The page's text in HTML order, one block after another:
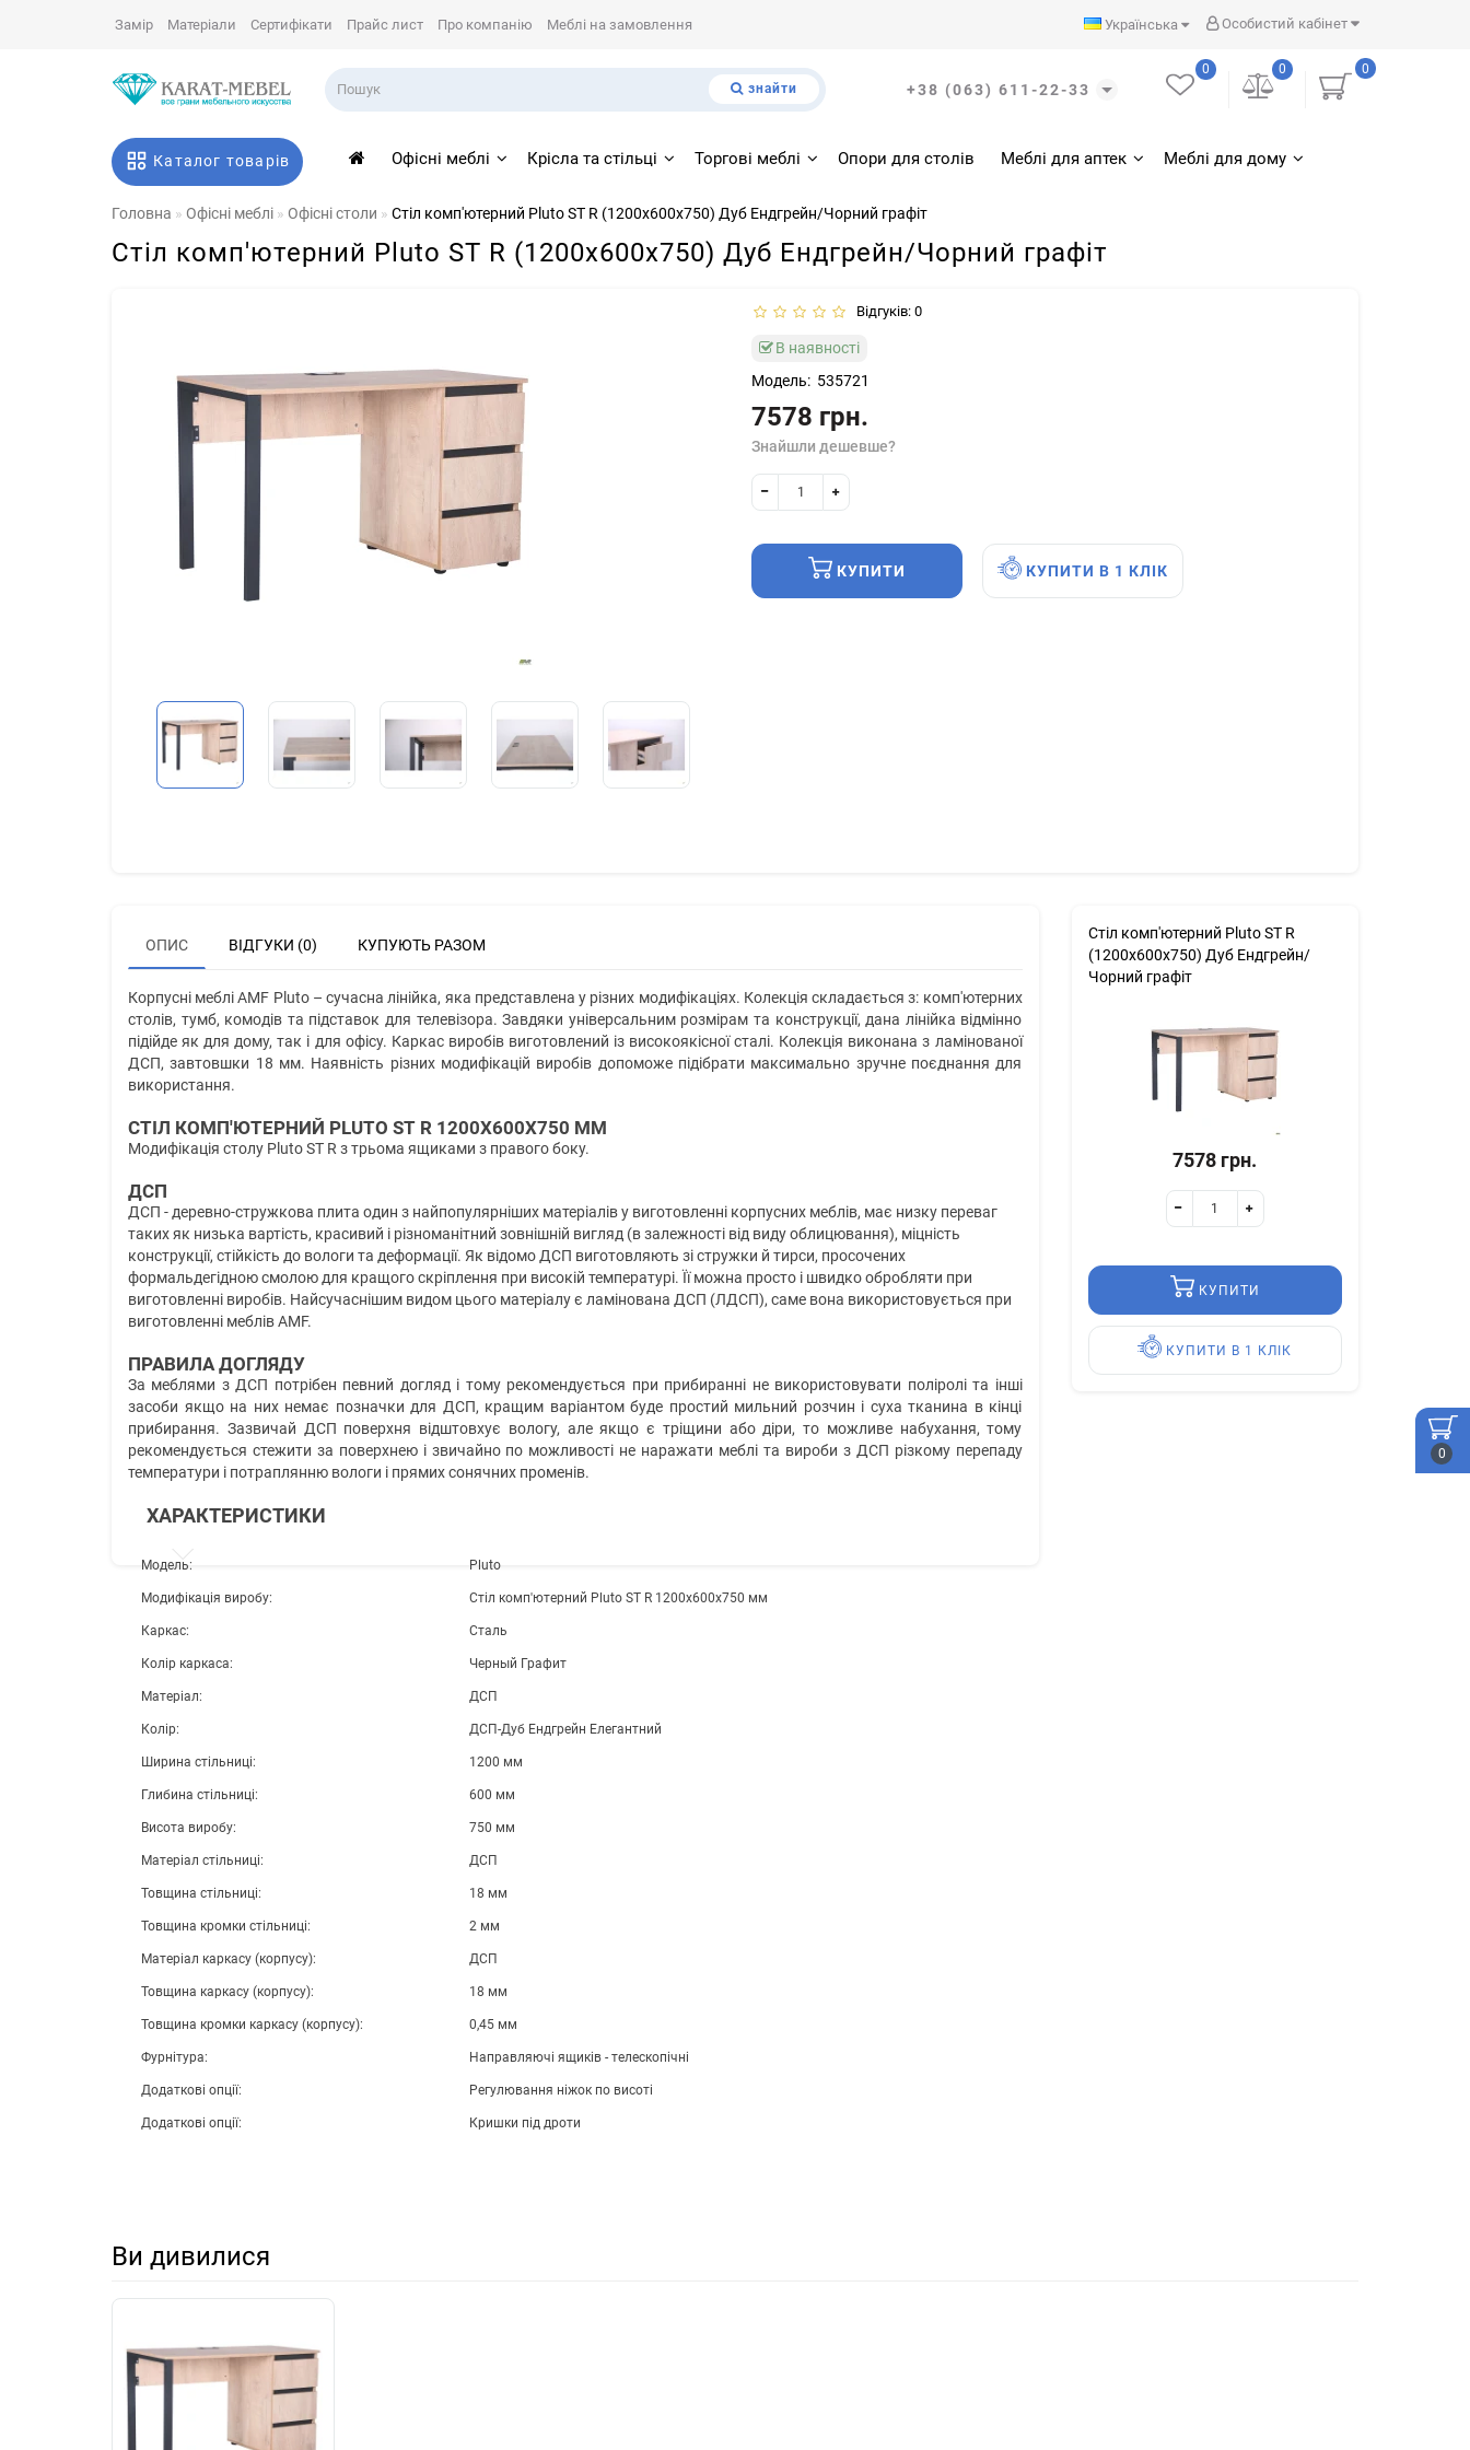
0
Особистий кабінет
Українська
Замір Матеріали Сертифікати Прайс лист Про компанію Меблі на замовлення
знайти +38 (063) 611-22-33
0
0
0
Каталог товарів Офісні меблі Крісла та стільці Торгові меблі Опори для столів Меблі для аптек Меблі для дому
Головна Офісні меблі Офісні столи Стіл комп'ютерний Pluto ST R (1200х600х750) Дуб Ендгрейн/Чорний графiт
Стіл комп'ютерний Pluto ST R (1200х600х750) Дуб Ендгрейн/Чорний графiт
Відгуків: 0
В наявності
Модель: 535721
7578 грн.
Знайшли дешевше?
КУПИТИ КУПИТИ В 1 КЛІК
ОПИС ВІДГУКИ (0) КУПУЮТЬ РАЗОМ
Корпусні меблі AMF Pluto – сучасна лінійка, яка представлена у різних модифікаціях. Колекція складається з: комп'ютерних
столів, тумб, комодів та підставок для телевізора. Завдяки універсальним розмірам та конструкції, дана лінійка відмінно
підійде як для дому, так і для офісу. Каркас виробів виготовлений із високоякісної сталі. Колекція виконана з ламінованої
ДСП, завтовшки 18 мм. Наявність різних модифікацій виробів допоможе підібрати максимально зручне поєднання для
використання.
СТІЛ КОМП'ЮТЕРНИЙ PLUTO ST R 1200Х600Х750 ММ
Модифікація столу Pluto ST R з трьома ящиками з правого боку.
ДСП
ДСП - деревно-стружкова плита один з найпопулярніших матеріалів у виготовленні корпусних меблів, має низку переваг
таких як низька вартість, красивий і різноманітний зовнішній вигляд (в залежності від виду облицювання), міцність
конструкції, стійкість до вологи та деформації. Як відомо ДСП виготовляють зі стружки й тирси, просочених
формальдегідною смолою для кращого скріплення при високій температурі. Її можна просто і швидко обробляти при
виготовленні виробів. Найсучаснішим видом цього матеріалу є ламінована ДСП (ЛДСП), саме вона використовується при
виготовленні меблів AMF.
ПРАВИЛА ДОГЛЯДУ
За меблями з ДСП потрібен певний догляд і тому рекомендується при прибиранні не використовувати поліролі та інші
засоби якщо на них немає позначки для ДСП, кращим варіантом буде простий мильний розчин і суха тканина в кінці
прибирання. Зазвичай ДСП поверхня відштовхує вологу, але якщо є тріщини або діри, то можливе набухання, тому
рекомендується стежити за поверхнею і звичайно по можливості не наражати меблі та вироби з ДСП різкому перепаду
температури і потраплянню вологи і прямих сонячних променів.
ХАРАКТЕРИСТИКИ
Модель: Pluto
Модифікація виробу: Стіл комп'ютерний Pluto ST R 1200х600х750 мм
Каркас: Сталь
Колір каркаса: Черный Графит
Матеріал: ДСП
Колір: ДСП-Дуб Ендгрейн Елегантний
Ширина стільниці: 1200 мм
Глибина стільниці: 600 мм
Висота виробу: 750 мм
Матеріал стільниці: ДСП
Товщина стільниці: 18 мм
Товщина кромки стільниці: 2 мм
Матеріал каркасу (корпусу): ДСП
Товщина каркасу (корпусу): 18 мм
Товщина кромки каркасу (корпусу): 0,45 мм
Фурнітура: Направляючі ящиків - телескопічні
Додаткові опції: Регулювання ніжок по висоті
Додаткові опції: Кришки під дроти
Стіл комп'ютерний Pluto ST R
(1200х600х750) Дуб Ендгрейн/
Чорний графiт
7578 грн.
КУПИТИ
КУПИТИ В 1 КЛІК
Ви дивилися